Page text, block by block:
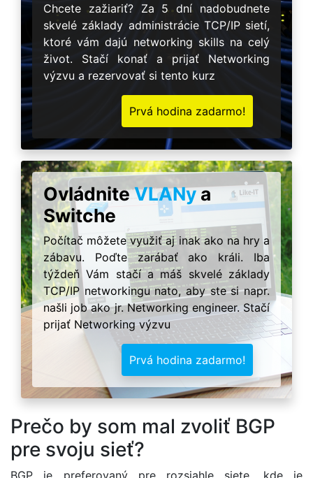
Chcete zažiariť? Za 5 dní nadobudnete
skvelé základy administrácie TCP/IP sietí,
ktoré vám dajú networking skills na celý
život. Stačí konať a prijať Networking
výzvu a rezervovať si tento kurz
Prvá hodina zadarmo!
OvládniteVLANya
Switche
Počítač môžete využiť aj inak ako na hry a
zábavu. Poďte zarábať ako králi. Iba
týždeň Vám stačí a máš skvelé základy
TCP/IP networkingu nato, aby ste si napr.
našli job ako jr. Networking engineer. Stačí
prijať Networking výzvu
Prvá hodina zadarmo!
Prečo by som mal zvoliť BGP
pre svoju sieť?